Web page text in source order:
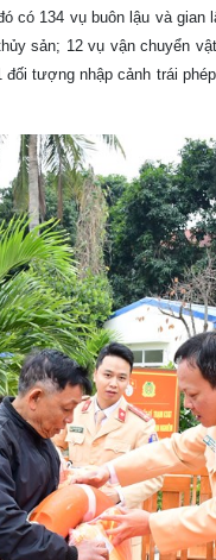
có 134 vụ buôn lậu và
sản; 12 vụ vận chuyển
tượng nhập cảnh trái